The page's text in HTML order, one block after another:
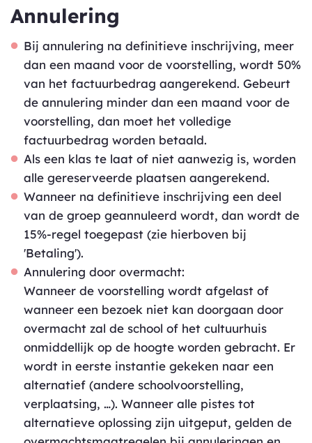
Annulering
Bij annulering na definitieve inschrijving, meer
dan een maand voor de voorstelling, wordt 50%
van het factuurbedrag aangerekend. Gebeurt
de annulering minder dan een maand voor de
voorstelling, dan moet het volledige
factuurbedrag worden betaald.
Als een klas te laat of niet aanwezig is, worden
alle gereserveerde plaatsen aangerekend.
Wanneer na definitieve inschrijving een deel
van de groep geannuleerd wordt, dan wordt de
15%-regel toegepast (zie hierboven bij
'Betaling').
Annulering door overmacht:
Wanneer de voorstelling wordt afgelast of
wanneer een bezoek niet kan doorgaan door
overmacht zal de school of het cultuurhuis
onmiddellijk op de hoogte worden gebracht. Er
wordt in eerste instantie gekeken naar een
alternatief (andere schoolvoorstelling,
verplaatsing, …). Wanneer alle pistes tot
alternatieve oplossing zijn uitgeput, gelden de